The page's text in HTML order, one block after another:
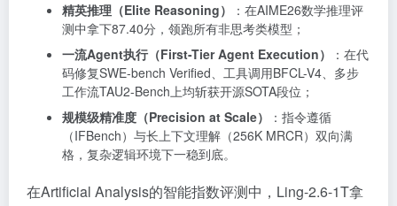
精英推理（Elite Reasoning）
：在AIME26数学推理评
测中拿下87.40分，领跑所有非思考类模型；
一流Agent执行（First-Tier Agent Execution）
：在代
码修复SWE-bench Verified、工具调用BFCL-V4、多步
工作流TAU2-Bench上均斩获开源SOTA段位；
规模级精准度（Precision at Scale）
：指令遵循
（IFBench）与长上下文理解（256K MRCR）双向满
格，复杂逻辑环境下一稳到底。
在Artificial Analysis的智能指数评测中，Ling-2.6-1T拿